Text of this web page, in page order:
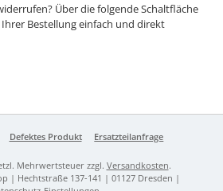
Über die folgende Schaltfläche
Bestellung einfach und direkt
Defektes Produkt Ersatzteilanfrage
Mehrwertsteuer zzgl. Versandkosten.
| Hechtstraße 137-141 | 01127 Dresden |